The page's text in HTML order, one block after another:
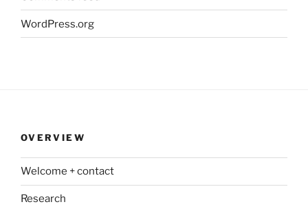
WordPress.org
OVERVIEW
Welcome + contact
Research